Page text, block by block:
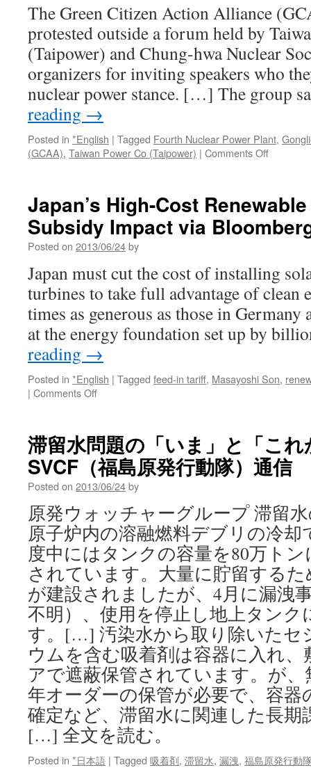
Jiji
Press
The Green Citizen Action Alliance
protested outside a forum held by
(Taipower) and Chung-hwa Nuclear
organizers for inviting speakers who
nuclear power stance. […] The group
reading →
Posted in *English | Tagged Fourth Nuclear Power Plant,
(GCAA), Taiwan Power Co (Taipower) | Comments Offon
forum
has
pro-
via
The
Times
Japan’s High-Cost
Subsidy Impact via
Posted on 2013/06/24by
Japan must cut the cost of installing
turbines to take full advantage of clean
times as generous as those in Germany
at the energy foundation set up by
reading →
Posted in *English | Tagged feed-in tariff, Masayoshi Son,
| Comments Offon
Cost
Renewable
Energy
Curbs
Subsidy
via
Bloomberg
滞留水問題の「いま」と「こ
SVCF（福島原発行動隊）通信
Posted on 2013/06/24by
原発ウォッチャーグループ 滞留
原子炉内の溶融燃料デブリの冷
度中にはタンクの容量を80万ト
されています。大量に貯留する
が建設されましたが、4月に漏洩
不明）、使用を停止し地上タン
す。[…] 汚染水から取り除いたセ
ウムを含む吸着剤は容器に入れ
アで遮蔽保管されています。が
年オーダーの保管が必要で、容器
確定など、滞留水に関連した長期
[…] 全文を読む。
Posted in *日本語 | Tagged 吸着剤, 滞留水, 漏洩, 福島原発行動